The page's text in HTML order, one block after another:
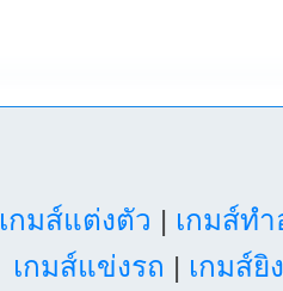
เกมส์แต่งตัว | เกมส์ท
เกมส์แข่งรถ | เกมส์ยิ